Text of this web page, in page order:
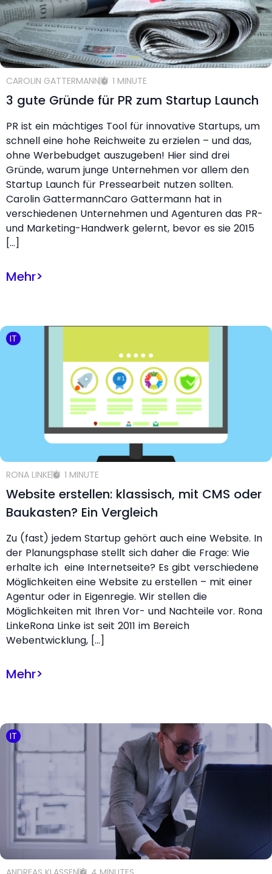
CAROLIN GATTERMANN 1 MINUTE
3 gute Gründe für PR zum Startup Launch
PR ist ein mächtiges Tool für innovative Startups, um
schnell eine hohe Reichweite zu erzielen – und das,
ohne Werbebudget auszugeben! Hier sind drei
Gründe, warum junge Unternehmen vor allem den
Startup Launch für Pressearbeit nutzen sollten.
Carolin GattermannCaro Gattermann hat in
verschiedenen Unternehmen und Agenturen das PR-
und Marketing-Handwerk gelernt, bevor es sie 2015
[…]
Mehr>
IT
RONA LINKE 1 MINUTE
Website erstellen: klassisch, mit CMS oder
Baukasten? Ein Vergleich
Zu (fast) jedem Startup gehört auch eine Website. In
der Planungsphase stellt sich daher die Frage: Wie
erhalte ich eine Internetseite? Es gibt verschiedene
Möglichkeiten eine Website zu erstellen – mit einer
Agentur oder in Eigenregie. Wir stellen die
Möglichkeiten mit Ihren Vor- und Nachteile vor. Rona
LinkeRona Linke ist seit 2011 im Bereich
Webentwicklung, […]
Mehr>
IT